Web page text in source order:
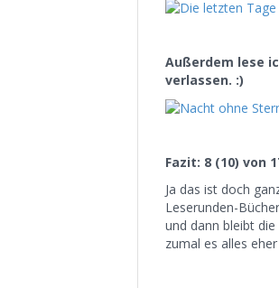
Außerdem lese
verlassen. :)
Fazit: 8 (10) von
Ja das ist doch
Leserunden-
und dann bleibt
zumal es alles